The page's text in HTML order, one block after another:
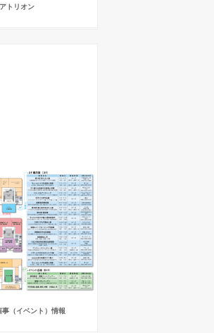
トリオン
（イベント）情報